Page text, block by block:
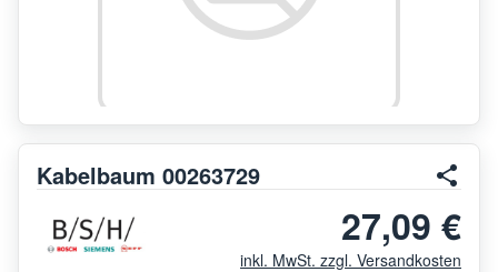
Kabelbaum 00263729
27,09 €
inkl. MwSt. zzgl. Versandkosten